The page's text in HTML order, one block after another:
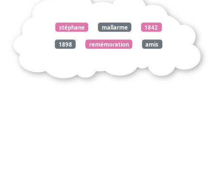
stéphane mallarme 1842
1898 remémoration amis